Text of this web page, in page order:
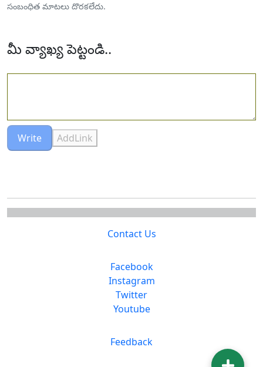
సంబంధిత మాటలు దొరకలేదు.
మీ వ్యాఖ్య పెట్టండి..
Write AddLink
Contact Us
Facebook
Instagram
Twitter
Youtube
Feedback